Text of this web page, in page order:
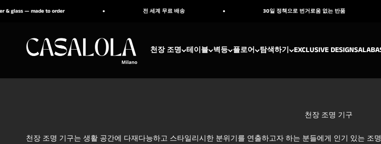
to order 전 세계 무료 배송 30일 정책으로 번거로움 없는 반품
천장 조명 테이블 벽등 플로어 탐색하기 EXCLUSIVE DESIGNS
CASALOLA
천장 조명 기구는 생활 공간에 다재다능하고 스타일리시한 분위기를 연출하고자 하는 분들에게 인기 있는